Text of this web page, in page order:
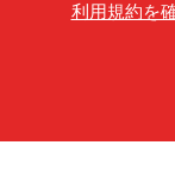
利用規約を